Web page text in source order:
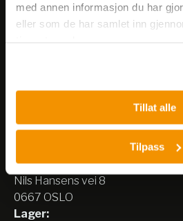
med annen informasjon du har
eller som de har samlet inn
Tillat alle
Tilpass
Meld på nyhetsbrev
Nerliens Meszansky AS
Besøksadresse:
Nils Hansens vei 8
0667 OSLO
Lager: